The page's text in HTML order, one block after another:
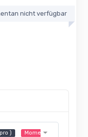
nicht verfügbar
) Momentan nicht